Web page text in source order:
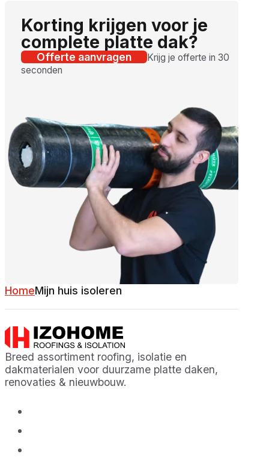
Korting krijgen voor je
complete platte dak?
Offerte aanvragen
Krijg je offerte in 30
seconden
HomeMijn huis isoleren
Breed assortiment roofing, isolatie en
dakmaterialen voor duurzame platte daken,
renovaties & nieuwbouw.